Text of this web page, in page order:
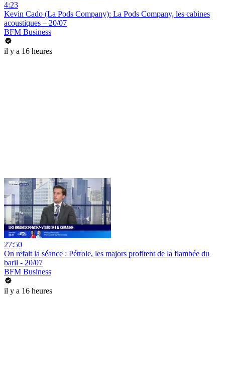
4:23
Kevin Cado (La Pods Company): La Pods Company, les cabines
acoustiques – 20/07
BFM Business
il y a 16 heures
27:50
On refait la séance : Pétrole, les majors profitent de la flambée du
baril - 20/07
BFM Business
il y a 16 heures